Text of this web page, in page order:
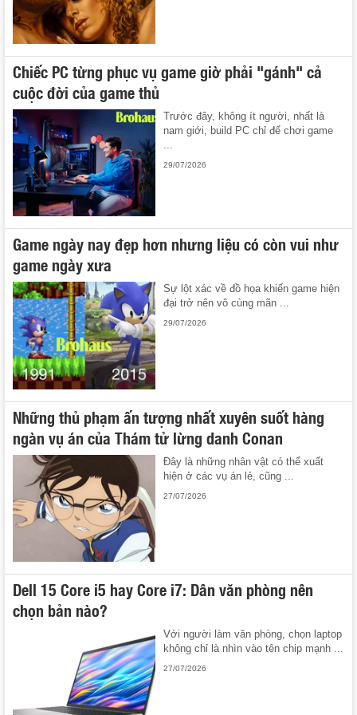
Chiếc PC từng phục vụ game giờ phải "gánh" cả
cuộc đời của game thủ
Trước đây, không ít người, nhất là
nam giới, build PC chỉ để chơi game
29/07/2026
Game ngày nay đẹp hơn nhưng liệu có còn vui như
game ngày xưa
Sự lột xác về đồ họa khiến game hiện
đại trở nên vô cùng mãn ...
29/07/2026
Những thủ phạm ấn tượng nhất xuyên suốt hàng
ngàn vụ án của Thám tử lừng danh Conan
Đây là những nhân vật có thể xuất
hiện ở các vụ án lẻ, cũng ...
27/07/2026
Dell 15 Core i5 hay Core i7: Dân văn phòng nên
chọn bản nào?
Với người làm văn phòng, chọn laptop
không chỉ là nhìn vào tên chip mạnh ...
27/07/2026